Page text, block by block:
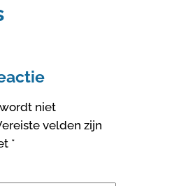
niet
velden zijn
*